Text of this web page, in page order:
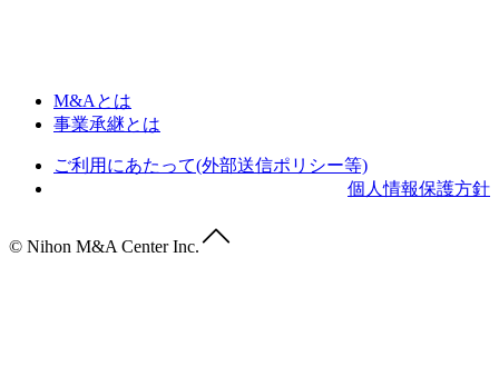
M&Aとは
事業承継とは
ご利用にあたって(外部送信ポリシー等)
個人情報保護方針
© Nihon M&A Center Inc.